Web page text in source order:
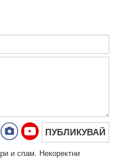
ПУБЛИКУВАЙ
и cпaм. Нeкoрeктни